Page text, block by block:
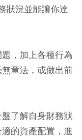
狀況並能讓你達
，加上各種行為
章法，或做出前
了解自身財務狀
的資產配置，進